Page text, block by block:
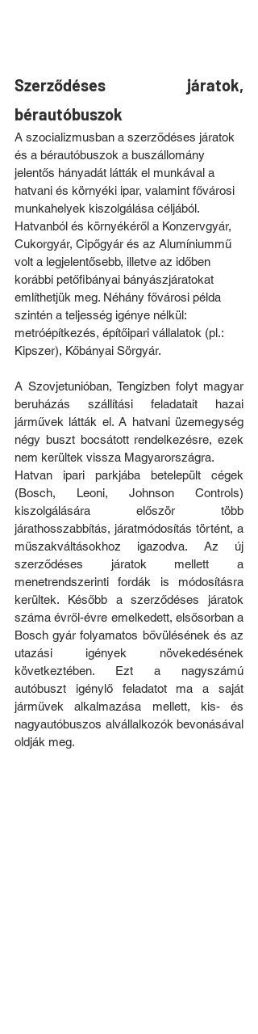
Szerződéses járatok,
bérautóbuszok
A szocializmusban a szerződéses járatok
és a bérautóbuszok a buszállomány
jelentős hányadát látták el munkával a
hatvani és környéki ipar, valamint fővárosi
munkahelyek kiszolgálása céljából.
Hatvanból és környékéről a Konzervgyár,
Cukorgyár, Cipőgyár és az Alumíniummű
volt a legjelentősebb, illetve az időben
korábbi petőfibányai bányászjáratokat
említhetjük meg. Néhány fővárosi példa
szintén a teljesség igénye nélkül:
metróépítkezés, építőipari vállalatok (pl.:
Kipszer), Kőbányai Sörgyár.
A Szovjetunióban, Tengizben folyt magyar
beruházás szállítási feladatait hazai
járművek látták el. A hatvani üzemegység
négy buszt bocsátott rendelkezésre, ezek
nem kerültek vissza Magyarországra.
Hatvan ipari parkjába betelepült cégek
(Bosch, Leoni, Johnson Controls)
kiszolgálására először több
járathosszabbítás, járatmódosítás történt, a
műszakváltásokhoz igazodva. Az új
szerződéses járatok mellett a
menetrendszerinti fordák is módosításra
kerültek. Később a szerződéses járatok
száma évről-évre emelkedett, elsősorban a
Bosch gyár folyamatos bővülésének és az
utazási igények növekedésének
következtében. Ezt a nagyszámú
autóbuszt igénylő feladatot ma a saját
járművek alkalmazása mellett, kis- és
nagyautóbuszos alvállalkozók bevonásával
oldják meg.